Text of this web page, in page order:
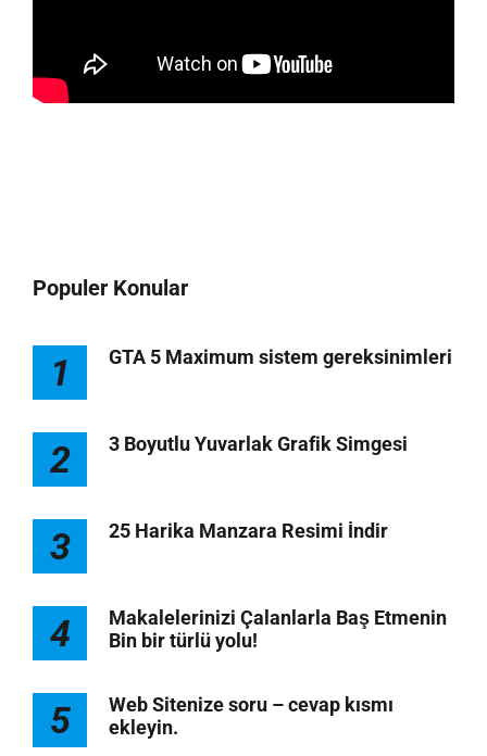
Populer Konular
1 GTA 5 Maximum sistem gereksinimleri
2 3 Boyutlu Yuvarlak Grafik Simgesi
3 25 Harika Manzara Resimi İndir
4
Makalelerinizi Çalanlarla Baş Etmenin
Bin bir türlü yolu!
5
Web Sitenize soru – cevap kısmı
ekleyin.